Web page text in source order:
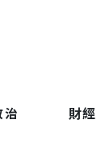
治 財經